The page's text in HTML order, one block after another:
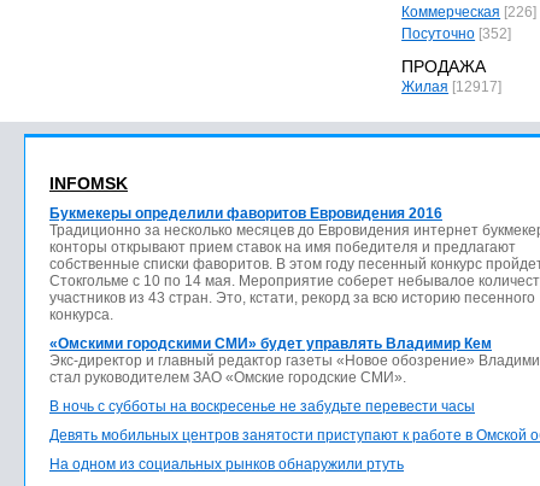
Коммерческая [226]
Посуточно [352]
ПРОДАЖА
Жилая [12917]
INFOMSK
Букмекеры определили фаворитов Евровидения 2016
Традиционно за несколько месяцев до Евровидения интернет
конторы открывают прием ставок на имя победителя и предлагают
собственные списки фаворитов. В этом году песенный конкурс
Стокгольме с 10 по 14 мая. Мероприятие соберет небывалое
участников из 43 стран. Это, кстати, рекорд за всю историю песенного
конкурса.
«Омскими городскими СМИ» будет управлять Владимир Кем
Экс-директор и главный редактор газеты «Новое обозрение»
стал руководителем ЗАО «Омские городские СМИ».
В ночь с субботы на воскресенье не забудьте перевести часы
Девять мобильных центров занятости приступают к работе в Омской
На одном из социальных рынков обнаружили ртуть